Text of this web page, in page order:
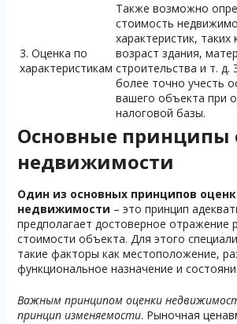
3. Оценка по
характеристикам
Также возможно
стоимость
характеристик,
возраст здания,
строительства и т. д.
более точно учесть
вашего объекта при
налоговой базы.
Основные принципы
недвижимости
Один из основных принципов
недвижимости – это принцип
предполагает достоверное отражение
стоимости объекта. Для этого
такие факторы как местоположение,
функциональное назначение и
Важным принципом оценки
принцип изменяемости. Рыночная